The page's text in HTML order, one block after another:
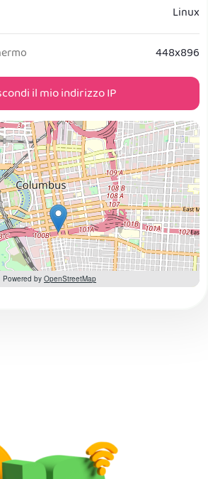
Linux
448x896
il mio indirizzo IP
Powered by OpenStreetMap